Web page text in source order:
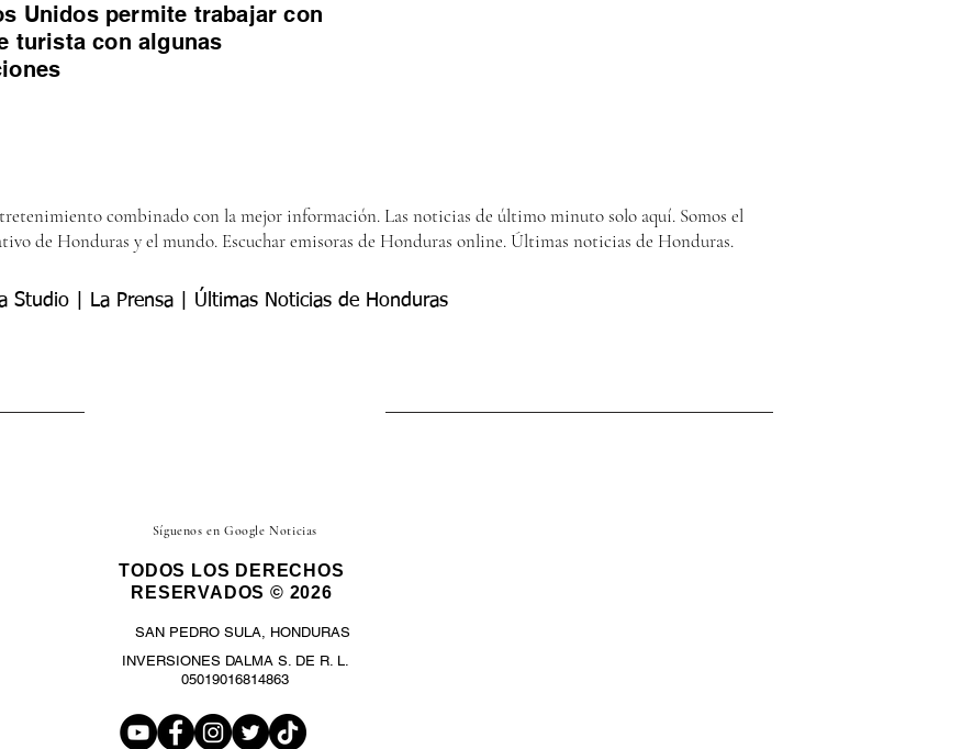
Unidos permite trabajar con
turista con algunas
combinado con la mejor información. Las noticias de último minuto solo aquí. Somos el
de Honduras y el mundo. Escuchar emisoras de Honduras online. Últimas noticias de Honduras.
Studio | La Prensa | Últimas Noticias de Honduras
Síguenos en Google Noticias
TODOS LOS DERECHOS
RESERVADOS © 2026
SAN PEDRO SULA, HONDURAS
INVERSIONES DALMA S. DE R. L.
05019016814863